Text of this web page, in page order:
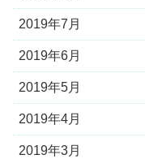
2019年7月
2019年6月
2019年5月
2019年4月
2019年3月